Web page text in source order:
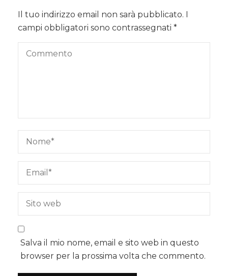
Il tuo indirizzo email non sarà pubblicato. I
campi obbligatori sono contrassegnati *
Salva il mio nome, email e sito web in questo
browser per la prossima volta che commento.